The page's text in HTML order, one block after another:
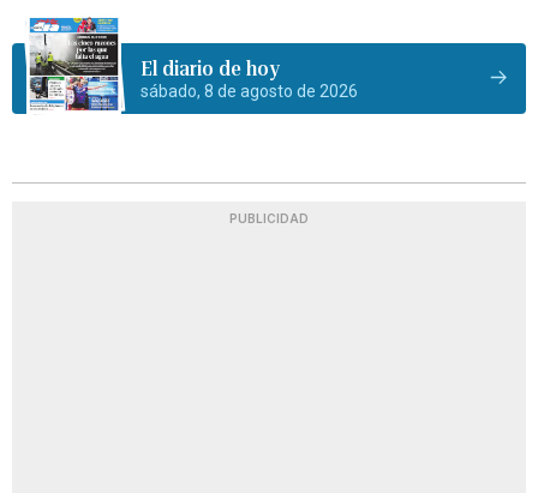
El diario de hoy
sábado, 8 de agosto de 2026
PUBLICIDAD